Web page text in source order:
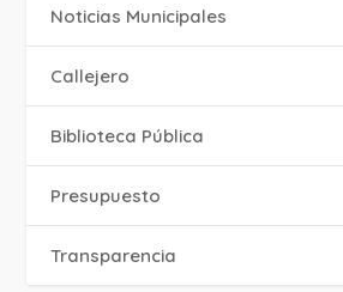
‎Noticias Municipales
Callejero
Biblioteca Pública
Presupuesto
Transparencia